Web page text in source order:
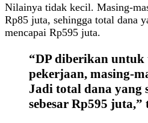
Nilainya tidak kecil. Masing-
Rp85 juta, sehingga total dana
mencapai Rp595 juta.
“DP diberikan
pekerjaan, masing-
Jadi total dana yang
sebesar Rp595 juta,”